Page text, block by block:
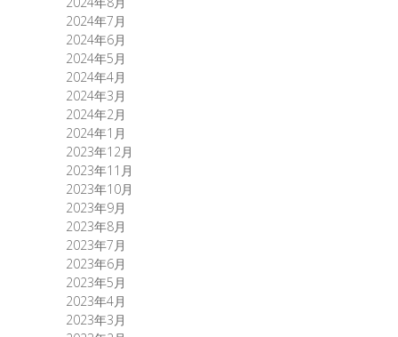
2024年7月
2024年6月
2024年5月
2024年4月
2024年3月
2024年2月
2024年1月
2023年12月
2023年11月
2023年10月
2023年9月
2023年8月
2023年7月
2023年6月
2023年5月
2023年4月
2023年3月